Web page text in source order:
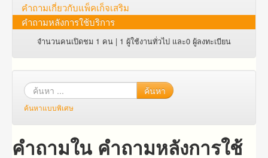
คุณต้องการที่จะลงทะเบียนหรือไม่?
Login
คำถาม​เกี่ยว​กับ​แพ็คเก็จ​เสริม
คำถามหลังการใช้บริการ
จำนวนคนเปิดชม 1 คน | 1 ผู้ใช้งานทั่วไป และ0 ผู้ลงทะเบียน
ค้นหา
ค้นหาแบบพิเศษ
คำถามใน คำถามหลังการใช้